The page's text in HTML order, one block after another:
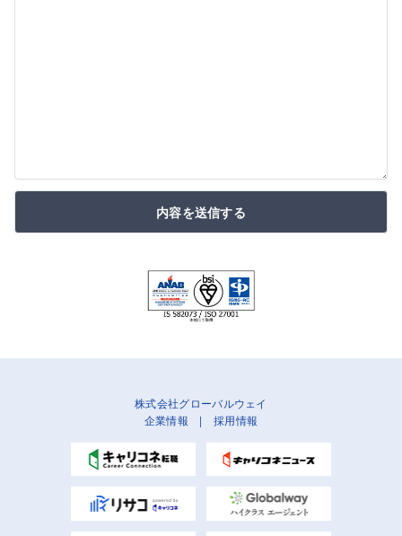
内容を送信する
株式会社グローバルウェイ
企業情報 | 採用情報